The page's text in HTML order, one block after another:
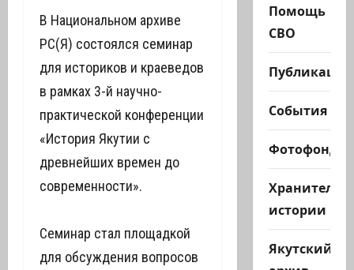
В Национальном архиве
РС(Я) состоялся семинар
для историков и краеведов
в рамках 3-й научно-
практической конференции
«История Якутии с
древнейших времен до
современности».
Семинар стал площадкой
для обсуждения вопросов
Помощь
СВО
Публикации
События
Фотофонд
Хранители
истории
Якутский